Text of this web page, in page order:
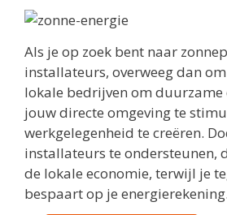
Als je op zoek bent naar
installateurs, overweeg dan
lokale bedrijven om
jouw directe omgeving te
werkgelegenheid te creëren.
installateurs te ondersteunen,
de lokale economie, terwijl je
bespaart op je energierekening.